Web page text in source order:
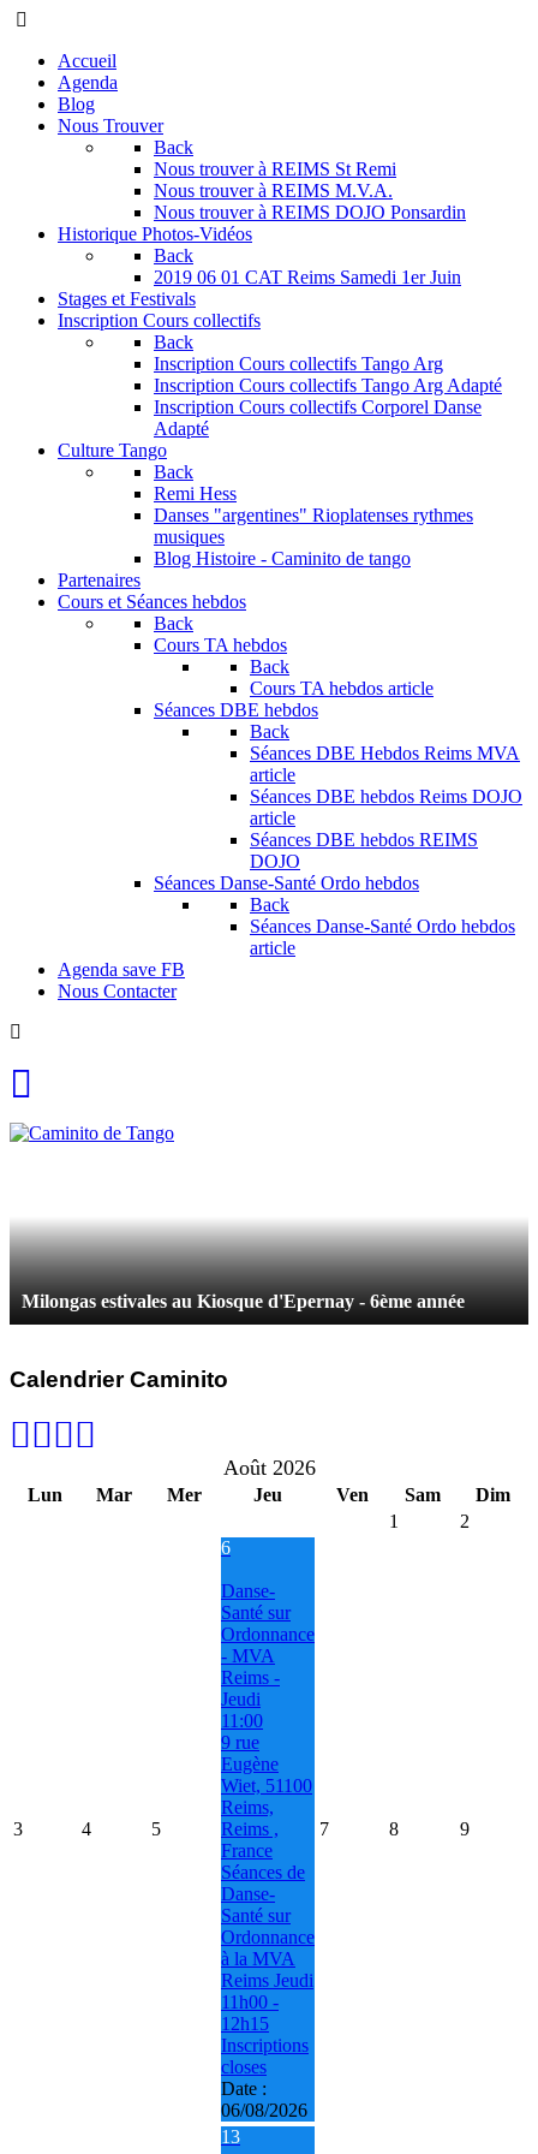
Accueil
Agenda
Blog
Nous Trouver
Back
Nous trouver à REIMS St Remi
Nous trouver à REIMS M.V.A.
Nous trouver à REIMS DOJO Ponsardin
Historique Photos-Vidéos
Back
2019 06 01 CAT Reims Samedi 1er Juin
Stages et Festivals
Inscription Cours collectifs
Back
Inscription Cours collectifs Tango Arg
Inscription Cours collectifs Tango Arg Adapté
Inscription Cours collectifs Corporel Danse
Adapté
Culture Tango
Back
Remi Hess
Danses "argentines" Rioplatenses rythmes
musiques
Blog Histoire - Caminito de tango
Partenaires
Cours et Séances hebdos
Back
Cours TA hebdos
Back
Cours TA hebdos article
Séances DBE hebdos
Back
Séances DBE Hebdos Reims MVA
article
Séances DBE hebdos Reims DOJO
article
Séances DBE hebdos REIMS
DOJO
Séances Danse-Santé Ordo hebdos
Back
Séances Danse-Santé Ordo hebdos
article
Agenda save FB
Nous Contacter
Milongas estivales au Kiosque d'Epernay - 6ème année
Calendrier Caminito
précédente
précédent
suivante
suivant
Août 2026
Lun Mar Mer Jeu Ven Sam
Dim
1
2
3 4 5
6
Danse-
Santé sur
Ordonnance
- MVA
Reims -
Jeudi
11:00
9 rue
Eugène
Wiet, 51100
Reims,
Reims ,
France
Séances de
Danse-
Santé sur
Ordonnance
à la MVA
Reims Jeudi
11h00 -
12h15
Inscriptions
closes
Date :
06/08/2026
7 8 9
13